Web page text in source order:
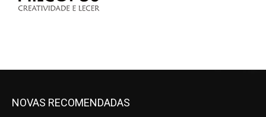
NOVAS RECOMENDADAS